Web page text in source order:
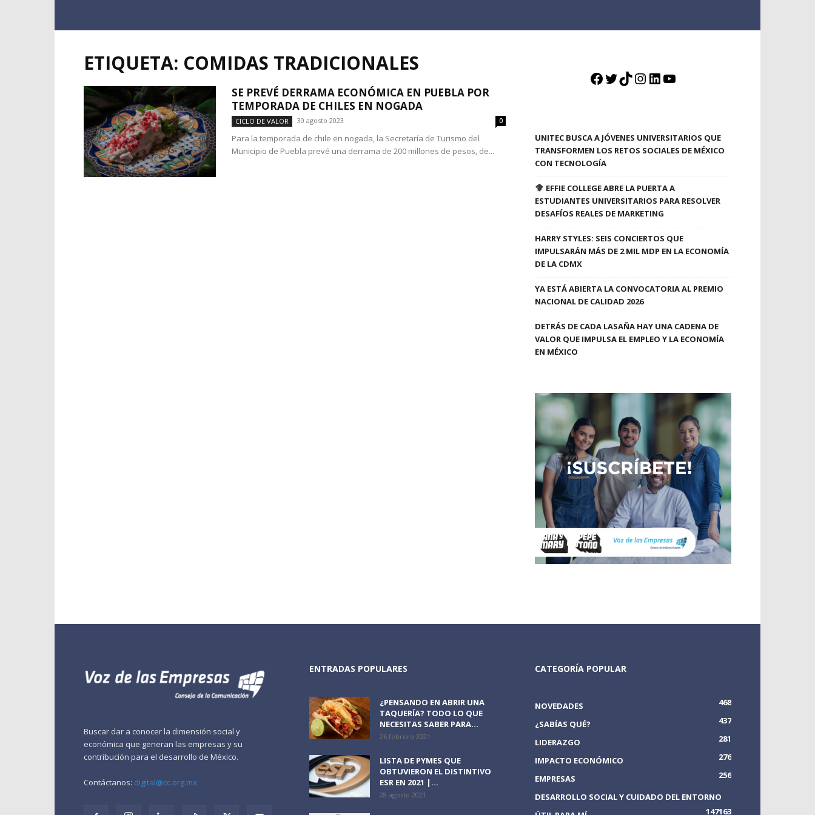
ETIQUETA: COMIDAS TRADICIONALES
SE PREVÉ DERRAMA ECONÓMICA EN PUEBLA POR
TEMPORADA DE CHILES EN NOGADA
CICLO DE VALOR 30 agosto 2023 0
Para la temporada de chile en nogada, la Secretaría de Turismo del
Municipio de Puebla prevé una derrama de 200 millones de pesos, de...
Facebook
Twitter
TikTok
Instagram
LinkedIn
YouTube
UNITEC BUSCA A JÓVENES UNIVERSITARIOS QUE
TRANSFORMEN LOS RETOS SOCIALES DE MÉXICO
CON TECNOLOGÍA
EFFIE COLLEGE ABRE LA PUERTA A
ESTUDIANTES UNIVERSITARIOS PARA RESOLVER
DESAFÍOS REALES DE MARKETING
HARRY STYLES: SEIS CONCIERTOS QUE
IMPULSARÁN MÁS DE 2 MIL MDP EN LA ECONOMÍA
DE LA CDMX
YA ESTÁ ABIERTA LA CONVOCATORIA AL PREMIO
NACIONAL DE CALIDAD 2026
DETRÁS DE CADA LASAÑA HAY UNA CADENA DE
VALOR QUE IMPULSA EL EMPLEO Y LA ECONOMÍA
EN MÉXICO
Buscar dar a conocer la dimensión social y
económica que generan las empresas y su
contribución para el desarrollo de México.
Contáctanos: digital@cc.org.mx
ENTRADAS POPULARES
¿PENSANDO EN ABRIR UNA
TAQUERÍA? TODO LO QUE
NECESITAS SABER PARA...
26 febrero 2021
LISTA DE PYMES QUE
OBTUVIERON EL DISTINTIVO
ESR EN 2021 |...
28 agosto 2021
CATEGORÍA POPULAR
NOVEDADES
468
¿SABÍAS QUÉ?
437
LIDERAZGO
281
IMPACTO ECONÓMICO
276
EMPRESAS
256
DESARROLLO SOCIAL Y CUIDADO DEL ENTORNO
163
147